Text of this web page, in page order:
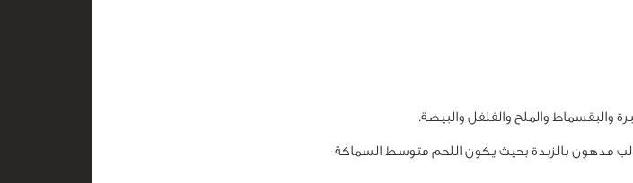
والبقسماط والملح والفلفل والبيضة.
مدهون بالزبدة بحيث يكون اللحم متوسط السماكة